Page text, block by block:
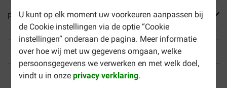
U kunt op elk moment uw voorkeuren aanpassen bij
de Cookie instellingen via de optie “Cookie
instellingen” onderaan de pagina. Meer informatie
over hoe wij met uw gegevens omgaan, welke
persoonsgegevens we verwerken en met welk doel,
vindt u in onzeprivacy verklaring.
Reviews
Tot 40% goedkoper